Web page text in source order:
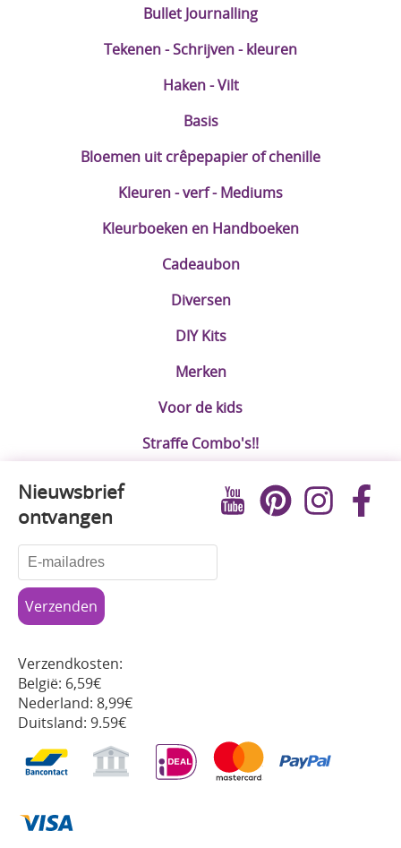
Bullet Journalling
Tekenen - Schrijven - kleuren
Haken - Vilt
Basis
Bloemen uit crêpepapier of chenille
Kleuren - verf - Mediums
Kleurboeken en Handboeken
Cadeaubon
Diversen
DIY Kits
Merken
Voor de kids
Straffe Combo's!!
Nieuwsbrief
ontvangen
Verzendkosten:
België: 6,59€
Nederland: 8,99€
Duitsland: 9.59€